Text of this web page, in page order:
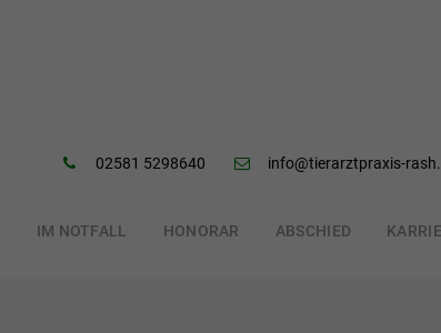
02581 5298640 info@tierarztpraxis-
IM NOTFALL HONORAR ABSCHIED